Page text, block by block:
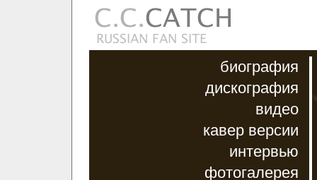
биография
дискография
видео
кавер версии
интервью
фотогалерея